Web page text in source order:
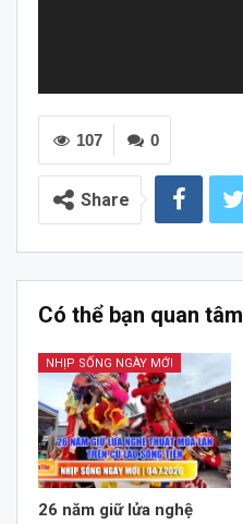
0
107
Share
Có thể bạn quan tâm
NHỊP SỐNG NGÀY MỚI
26 năm giữ lửa nghệ